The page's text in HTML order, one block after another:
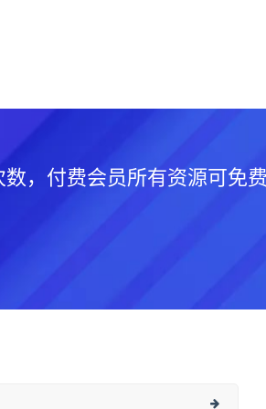
，付费会员所有资源可免